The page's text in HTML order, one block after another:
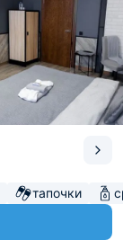
тапочки